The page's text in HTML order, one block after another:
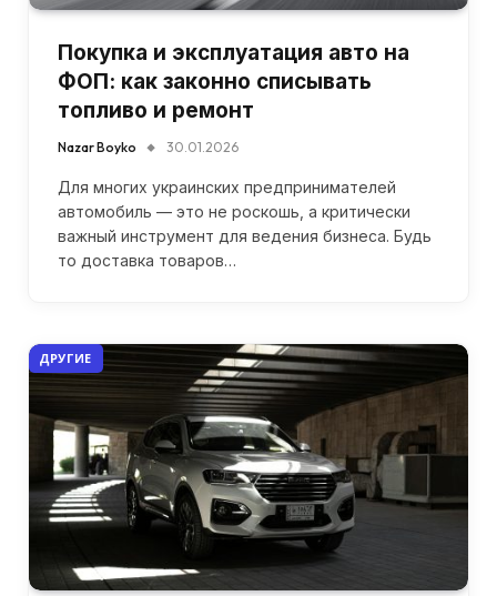
Покупка и эксплуатация авто на
ФОП: как законно списывать
топливо и ремонт
Nazar Boyko 30.01.2026
Для многих украинских предпринимателей
автомобиль — это не роскошь, а критически
важный инструмент для ведения бизнеса. Будь
то доставка товаров…
ДРУГИЕ